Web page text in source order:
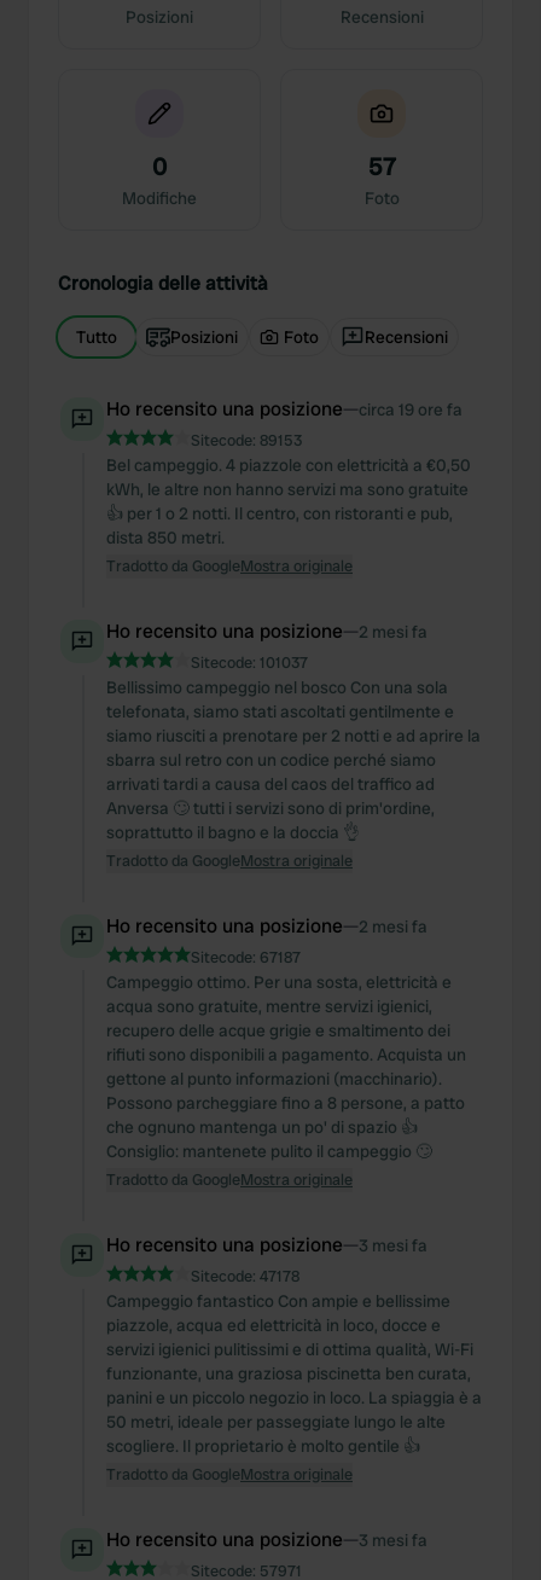
Posizioni Recensioni
0
Modifiche
57
Foto
Cronologia delle attività
Tutto Posizioni Foto Recensioni
Ho recensito una posizione—circa 19 ore fa
Sitecode: 89153
Bel campeggio. 4 piazzole con elettricità a €0,50
kWh, le altre non hanno servizi ma sono gratuite
👍 per 1 o 2 notti. Il centro, con ristoranti e pub,
dista 850 metri.
Tradotto da GoogleMostra originale
Ho recensito una posizione—2 mesi fa
Sitecode: 101037
Bellissimo campeggio nel bosco Con una sola
telefonata, siamo stati ascoltati gentilmente e
siamo riusciti a prenotare per 2 notti e ad aprire la
sbarra sul retro con un codice perché siamo
arrivati tardi a causa del caos del traffico ad
Anversa 🙄 tutti i servizi sono di prim'ordine,
soprattutto il bagno e la doccia 👌
Tradotto da GoogleMostra originale
Ho recensito una posizione—2 mesi fa
Sitecode: 67187
Campeggio ottimo. Per una sosta, elettricità e
acqua sono gratuite, mentre servizi igienici,
recupero delle acque grigie e smaltimento dei
rifiuti sono disponibili a pagamento. Acquista un
gettone al punto informazioni (macchinario).
Possono parcheggiare fino a 8 persone, a patto
che ognuno mantenga un po' di spazio 👍
Consiglio: mantenete pulito il campeggio 🙄
Tradotto da GoogleMostra originale
Ho recensito una posizione—3 mesi fa
Sitecode: 47178
Campeggio fantastico Con ampie e bellissime
piazzole, acqua ed elettricità in loco, docce e
servizi igienici pulitissimi e di ottima qualità, Wi-Fi
funzionante, una graziosa piscinetta ben curata,
panini e un piccolo negozio in loco. La spiaggia è a
50 metri, ideale per passeggiate lungo le alte
scogliere. Il proprietario è molto gentile 👍
Tradotto da GoogleMostra originale
Ho recensito una posizione—3 mesi fa
Sitecode: 57971